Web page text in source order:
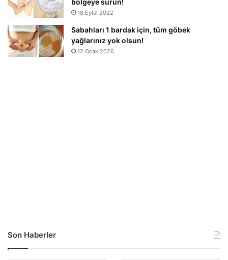
bölgeye sürün!
18 Eylül 2022
Sabahları 1 bardak için, tüm göbek
yağlarınız yok olsun!
12 Ocak 2026
Son Haberler